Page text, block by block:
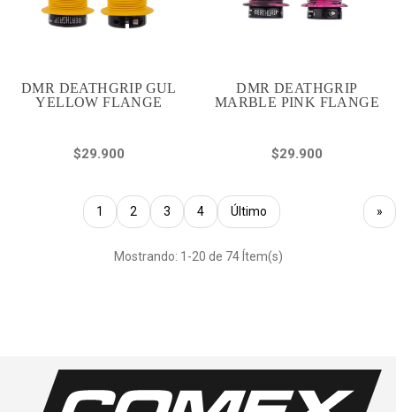
DMR DEATHGRIP GUL
YELLOW FLANGE
$29.900
DMR DEATHGRIP
MARBLE PINK FLANGE
$29.900
1 2 3 4 »
Último
Mostrando: 1-20 de 74 Ítem(s)